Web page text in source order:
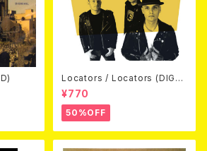
Locators / Locators (DIGPA
CK CD)
¥770
50%OFF